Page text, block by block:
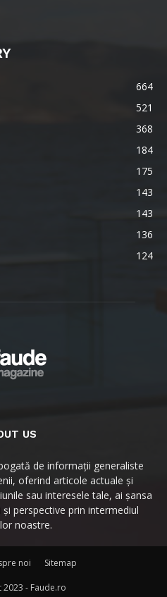
664
521
368
184
175
143
143
136
124
US
de informații generaliste
oferind articole actuale și
sau interesele tale, ai șansa
perspective prin intermediul
noastre.
noi Sitemap
- Faude.ro